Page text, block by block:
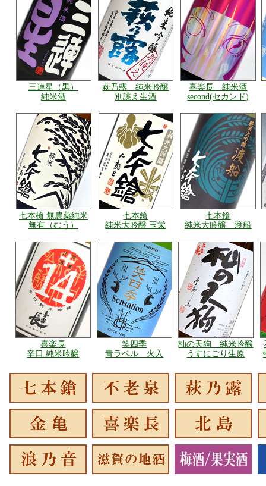
三連星（黒）
純米酒
萩乃露 純米吟醸
別誂え生酒
喜楽長 純米酒
second(セカンド)
七本槍 無農薬純米
無有（むう）
七本鎗
純米大吟醸 玉栄
七本鎗
純米大吟醸 渡船
喜楽長
辛口 純米吟醸
笑四季
青ラベル 火入
杣の天狗 純米吟醸
うすにごり生原